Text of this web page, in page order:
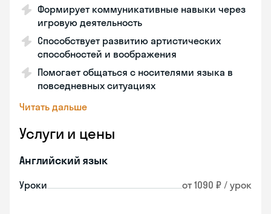
Формирует коммуникативные навыки через
игровую деятельность
Способствует развитию артистических
способностей и воображения
Помогает общаться с носителями языка в
повседневных ситуациях
Читать дальше
Услуги и цены
Английский язык
Уроки от 1090 ₽ / урок